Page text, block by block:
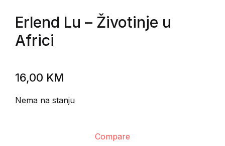
Erlend Lu – Životinje u
Africi
16,00 KM
Nema na stanju
Compare